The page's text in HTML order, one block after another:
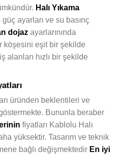
Halı Yıkama
ayarları ve su basınç
dojaz ayarlarınında
köşesini eşit bir şekilde
alanları hızlı bir şekilde
üründen beklentileri ve
Bununla beraber
fiyatları Kablolu Halı
yüksektir. Tasarım ve teknik
bağlı değişmektedir En iyi